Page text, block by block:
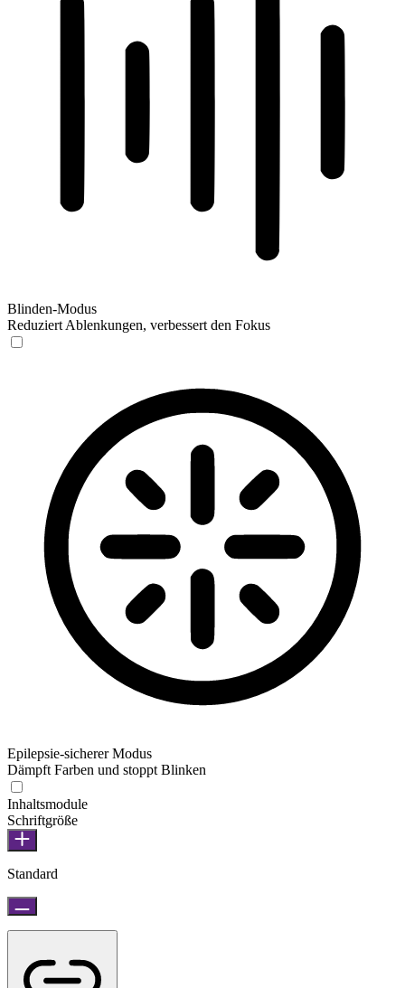
Blinden-Modus
Reduziert Ablenkungen, verbessert den Fokus
Epilepsie-sicherer Modus
Dämpft Farben und stoppt Blinken
Inhaltsmodule
Schriftgröße
Standard